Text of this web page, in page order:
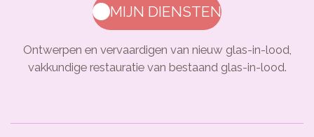
MIJN DIENSTEN
Ontwerpen en vervaardigen van nieuw glas-in-lood,
vakkundige restauratie van bestaand glas-in-lood.